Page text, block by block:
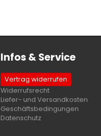
Infos & Service
Vertrag widerrufen
Widerrufsrecht
Liefer- und Versandkosten
Geschäftsbedingungen
Datenschutz